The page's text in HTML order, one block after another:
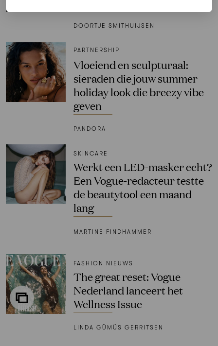
DOORTJE SMITHUIJSEN
PARTNERSHIP
Vloeiend en sculpturaal:
sieraden die jouw summer
holiday look die breezy vibe
geven
PANDORA
SKINCARE
Werkt een LED-masker echt?
Een Vogue-redacteur testte
de beautytool een maand
lang
MARTINE FINDHAMMER
FASHION NIEUWS
The great reset: Vogue
Nederland lanceert het
Wellness Issue
LINDA GÜMÜS GERRITSEN